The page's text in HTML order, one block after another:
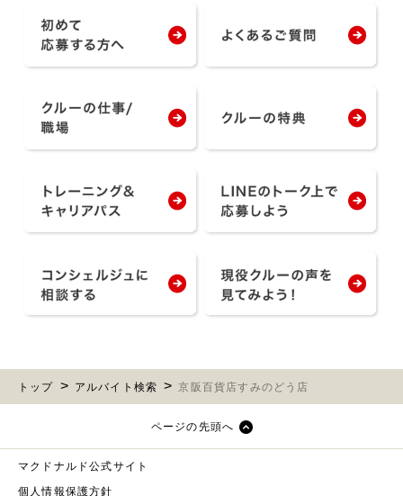
トップ アルバイト検索 京阪百貨店すみのどう店
ページの先頭へ
マクドナルド公式サイト
個人情報保護方針